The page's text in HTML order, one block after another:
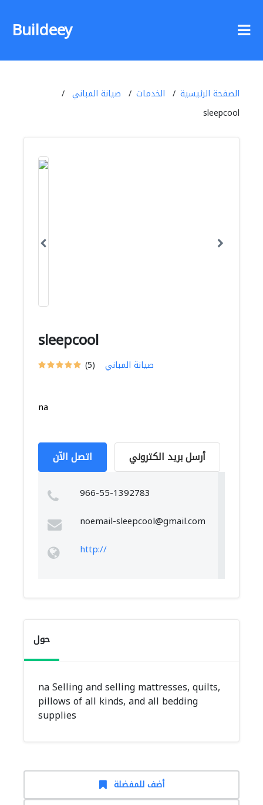
Buildeey
الصفحة الرئيسية الخدمات
صيانة المباني
sleepcool
sleepcool
(5) صيانة المباني
na
اتصل الآن أرسل بريد الكتروني
966-55-1392783
noemail-sleepcool@gmail.com
http://
حول
na Selling and selling mattresses, quilts,
pillows of all kinds, and all bedding
supplies
أضف للمفضلة